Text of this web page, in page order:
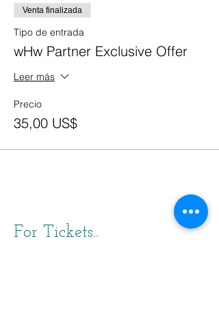
Venta finalizada
Tipo de entrada
wHw Partner Exclusive Offer
Leer más
Precio
35,00 US$
For Tickets...